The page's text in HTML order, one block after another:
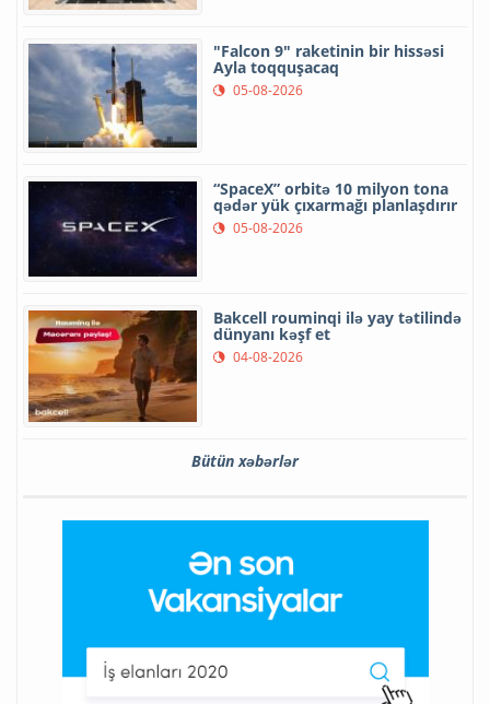
"Falcon 9" raketinin bir hissəsi
Ayla toqquşacaq
05-08-2026
“SpaceX” orbitə 10 milyon tona
qədər yük çıxarmağı planlaşdırır
05-08-2026
Bakcell rouminqi ilə yay tətilində
dünyanı kəşf et
04-08-2026
Bütün xəbərlər